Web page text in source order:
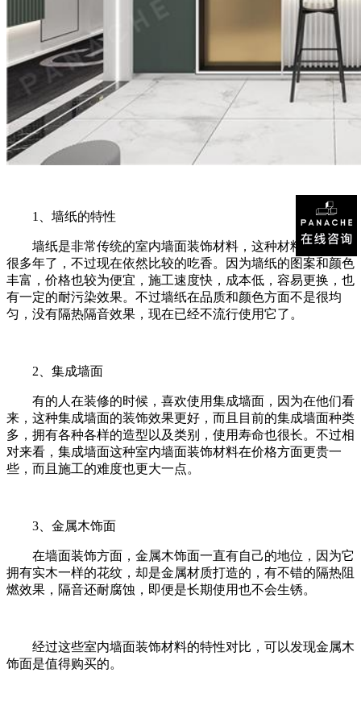
1、墙纸的特性
墙纸是非常传统的室内墙面装饰材料，这种材料已经流行
很多年了，不过现在依然比较的吃香。因为墙纸的图案和颜色
丰富，价格也较为便宜，施工速度快，成本低，容易更换，也
有一定的耐污染效果。不过墙纸在品质和颜色方面不是很均
匀，没有隔热隔音效果，现在已经不流行使用它了。
2、集成墙面
有的人在装修的时候，喜欢使用集成墙面，因为在他们看
来，这种集成墙面的装饰效果更好，而且目前的集成墙面种类
多，拥有各种各样的造型以及类别，使用寿命也很长。不过相
对来看，集成墙面这种室内墙面装饰材料在价格方面更贵一
些，而且施工的难度也更大一点。
3、金属木饰面
在墙面装饰方面，金属木饰面一直有自己的地位，因为它
拥有实木一样的花纹，却是金属材质打造的，有不错的隔热阻
燃效果，隔音还耐腐蚀，即便是长期使用也不会生锈。
经过这些室内墙面装饰材料的特性对比，可以发现金属木
饰面是值得购买的。